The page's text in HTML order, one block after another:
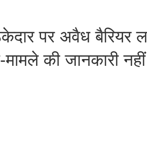
पर अवैध बैरियर
की जानकारी नहीं